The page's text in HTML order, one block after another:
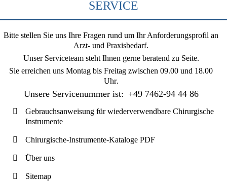
SERVICE
Bitte stellen Sie uns Ihre Fragen rund um Ihr Anforderungsprofil an
Arzt- und Praxisbedarf.
Unser Serviceteam steht Ihnen gerne beratend zu Seite.
Sie erreichen uns Montag bis Freitag zwischen 09.00 und 18.00
Uhr.
Unsere Servicenummer ist: +49 7462-94 44 86
Gebrauchsanweisung für wiederverwendbare Chirurgische
Instrumente
Chirurgische-Instrumente-Kataloge PDF
Über uns
Sitemap